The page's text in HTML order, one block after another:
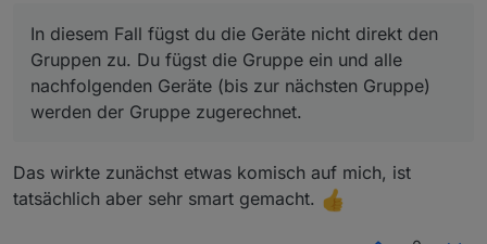
Beispiel: Statistiken (2 columns)
In diesem Fall fügst du die Geräte nicht direkt den
nachfolgenden Geräte (bis zur nächsten Gruppe)
Geräte: Du legst die Geräte an
Layout: Du legst Tabs und Spalten an und fügst
dort dann Widgets hinzu
Layout - Widgets: Den Widgets fügst du dann
Möglichkeit, neben Geräten auch Gruppen
einzufügen:
In diesem Fall fügst du die Geräte nicht direkt den
Gruppen zu. Du fügst die Gruppe ein und alle
nachfolgenden Geräte (bis zur nächsten Gruppe)
werden der Gruppe zugerechnet.
Das wirkte zunächst etwas komisch auf mich, ist
tatsächlich aber sehr smart gemacht.